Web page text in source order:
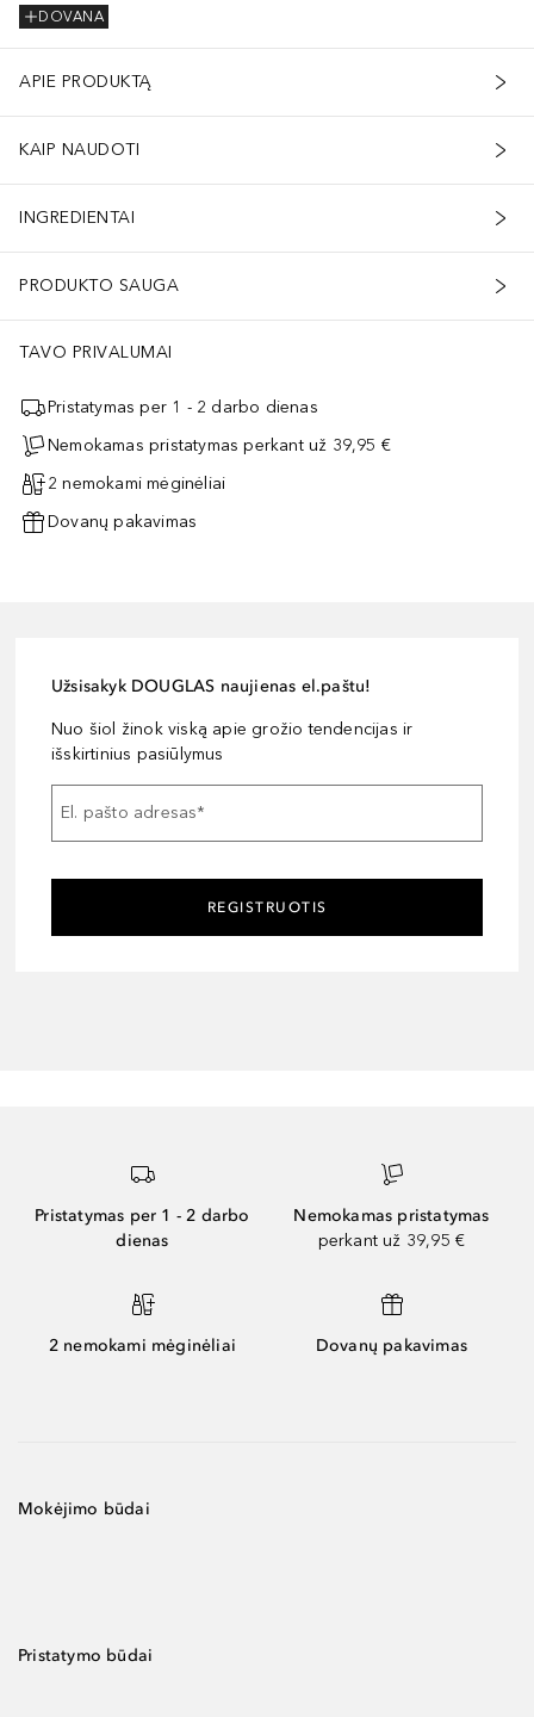
DOVANA
APIE PRODUKTĄ
KAIP NAUDOTI
INGREDIENTAI
PRODUKTO SAUGA
TAVO PRIVALUMAI
Pristatymas per 1 - 2 darbo dienas
Nemokamas pristatymas perkant už 39,95 €
2 nemokami mėginėliai
Dovanų pakavimas
Užsisakyk DOUGLAS naujienas el.paštu!
Nuo šiol žinok viską apie grožio tendencijas ir
išskirtinius pasiūlymus
El. pašto adresas*
REGISTRUOTIS
Pristatymas per 1 - 2 darbo
dienas
Nemokamas pristatymas
perkant už 39,95 €
2 nemokami mėginėliai Dovanų pakavimas
Mokėjimo būdai
Pristatymo būdai